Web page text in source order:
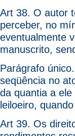
Art 38. O autor
perceber, no
eventualmente
manuscrito,
Parágrafo
seqüência no
da quantia a
leiloeiro,
Art 39. Os